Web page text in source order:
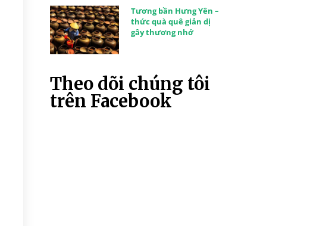
Tương bần Hưng Yên –
thức quà quê giản dị
gây thương nhớ
Theo dõi chúng tôi
trên Facebook